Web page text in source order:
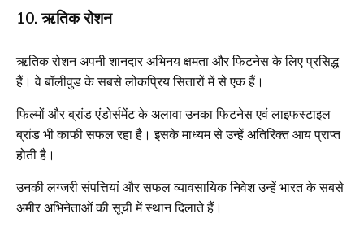
10. ऋतिक रोशन
ऋतिक रोशन अपनी शानदार अभिनय क्षमता और फिटनेस के लिए प्रसिद्ध
हैं। वे बॉलीवुड के सबसे लोकप्रिय सितारों में से एक हैं।
फिल्मों और ब्रांड एंडोर्समेंट के अलावा उनका फिटनेस एवं लाइफस्टाइल
ब्रांड भी काफी सफल रहा है। इसके माध्यम से उन्हें अतिरिक्त आय प्राप्त
होती है।
उनकी लग्जरी संपत्तियां और सफल व्यावसायिक निवेश उन्हें भारत के सबसे
अमीर अभिनेताओं की सूची में स्थान दिलाते हैं।